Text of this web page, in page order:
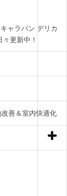
ャラバン デリカ
更新中！
善＆室内快適化